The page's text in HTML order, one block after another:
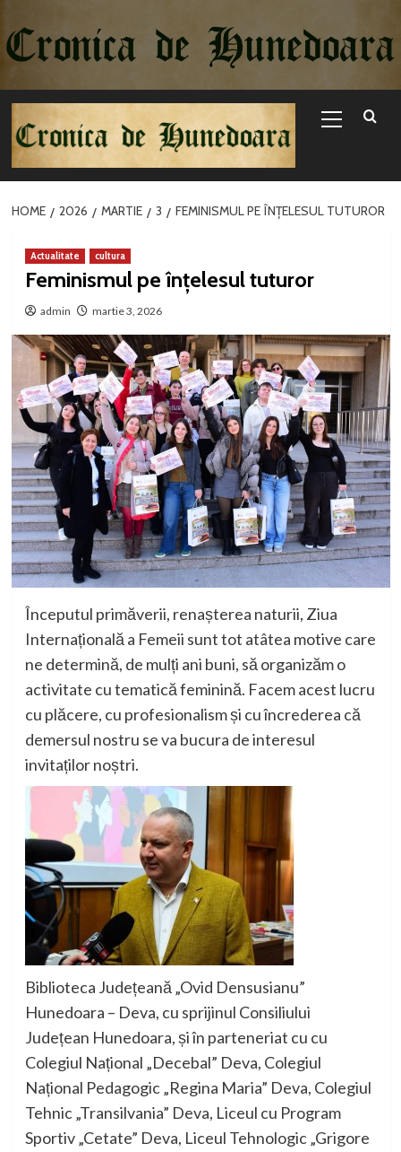
la
conținut
Menu
HOME 2026 MARTIE 3 FEMINISMUL PE ÎNȚELESUL TUTUROR
Actualitate cultura
Feminismul pe înțelesul tuturor
admin martie 3, 2026
Începutul primăverii, renașterea naturii, Ziua
Internațională a Femeii sunt tot atâtea motive care
ne determină, de mulți ani buni, să organizăm o
activitate cu tematică feminină. Facem acest lucru
cu plăcere, cu profesionalism și cu încrederea că
demersul nostru se va bucura de interesul
invitaților noștri.
Biblioteca Județeană „Ovid Densusianu”
Hunedoara – Deva, cu sprijinul Consiliului
Județean Hunedoara,și în parteneriat cu cu
Colegiul Național „Decebal” Deva, Colegiul
Național Pedagogic „Regina Maria” Deva, Colegiul
Tehnic „Transilvania” Deva, Liceul cu Program
Sportiv „Cetate” Deva, Liceul Tehnologic „Grigore